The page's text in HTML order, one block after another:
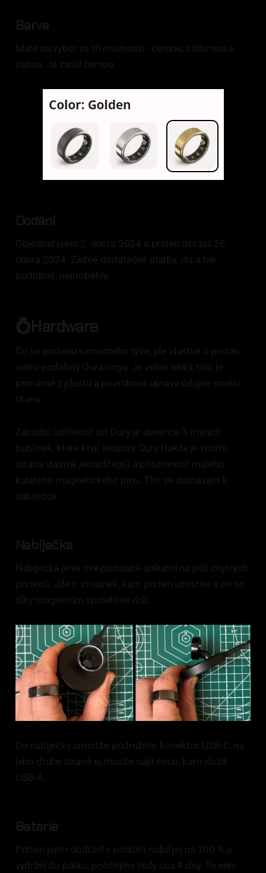
Barva
Máte na výběr ze tří možností - černou, stříbrnou a
zlatou. Já zvolil černou.
Dodání
Objednal jsem 2. února 2024 a prsten dorazil 26.
února 2024. Žádné dodatečné platby, cla a tak
podobně, neproběhly.
💍Hardware
Co se prstenu samotného týče, jde vlastně o prsten
velmi podobný Oura ringu. Je velmi lehký, tělo je
primárně z plastu a povrchová úprava údajně směsí
titanu.
Zásadní odlišnost od Oury je absence 3 malých
bublinek, které kryjí senzory Oury (takže je vnitřní
strana vlastně jednolitější) a přítomnost malého
kulatého magnetického pinu. Tím se dostávám k
nabíječce..
Nabíječka
Nabíječka je ve své podstatě unikátní na poli chytrých
prstenů. Jde o stojánek, kam prsten umístíte a on se
díky magnetům spolehlivě drží.
Do nabíječky umístíte přidružený konektor USB-C, na
jeho druhé straně si musíte najít něco, kam vložit
USB-A.
Baterie
Prsten jsem obdržel v pondělí, nabil jej na 100 % a
vydržel do pátku, počítejme tedy cca 4 dny. To není